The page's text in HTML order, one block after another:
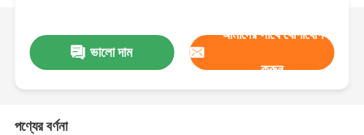
ভালো দাম
আমাদের সাথে যোগাযোগ
করুন
পণ্যের বর্ণনা